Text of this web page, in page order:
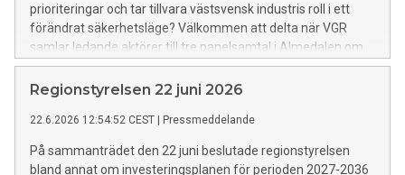
prioriteringar och tar tillvara västsvensk industris roll i ett
förändrat säkerhetsläge? Välkommen att delta när VGR
samlar ledande aktörer till tre panelsamtal i Almedalen om
dessa viktiga frågor.
Regionstyrelsen 22 juni 2026
22.6.2026 12:54:52 CEST | Pressmeddelande
På sammanträdet den 22 juni beslutade regionstyrelsen
bland annat om investeringsplanen för perioden 2027-2036